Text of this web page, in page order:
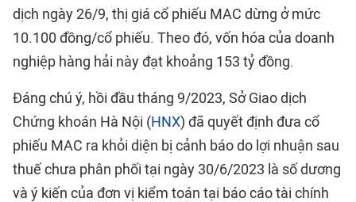
dịch ngày 26/9, thị giá cổ phiếu MAC dừng ở mức
10.100 đồng/cổ phiếu. Theo đó, vốn hóa của doanh
nghiệp hàng hải này đạt khoảng 153 tỷ đồng.
Đáng chú ý, hồi đầu tháng 9/2023, Sở Giao dịch
Chứng khoán Hà Nội (HNX) đã quyết định đưa cổ
phiếu MAC ra khỏi diện bị cảnh báo do lợi nhuận sau
thuế chưa phân phối tại ngày 30/6/2023 là số dương
và ý kiến của đơn vị kiểm toán tại báo cáo tài chính